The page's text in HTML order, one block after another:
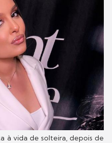
à vida de solteira, depois de